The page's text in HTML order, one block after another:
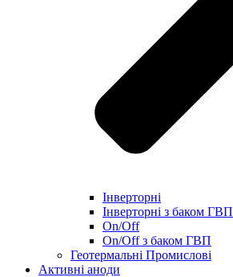
Інверторні
Інверторні з баком ГВП
On/Off
On/Off з баком ГВП
Геотермальні Промислові
Активні аноди